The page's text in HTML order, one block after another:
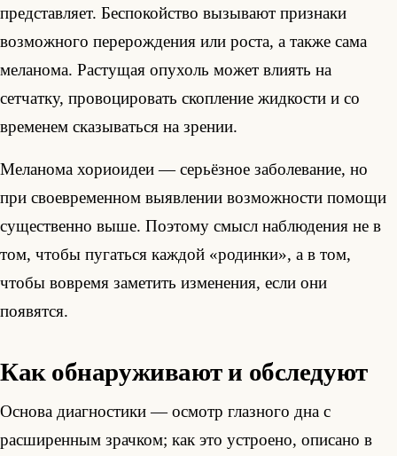
представляет. Беспокойство вызывают признаки
возможного перерождения или роста, а также сама
меланома. Растущая опухоль может влиять на
сетчатку, провоцировать скопление жидкости и со
временем сказываться на зрении.
Меланома хориоидеи — серьёзное заболевание, но
при своевременном выявлении возможности помощи
существенно выше. Поэтому смысл наблюдения не в
том, чтобы пугаться каждой «родинки», а в том,
чтобы вовремя заметить изменения, если они
появятся.
Как обнаруживают и обследуют
Основа диагностики — осмотр глазного дна с
расширенным зрачком; как это устроено, описано в